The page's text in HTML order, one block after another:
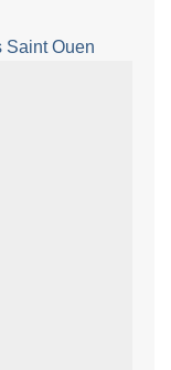
Saint Ouen